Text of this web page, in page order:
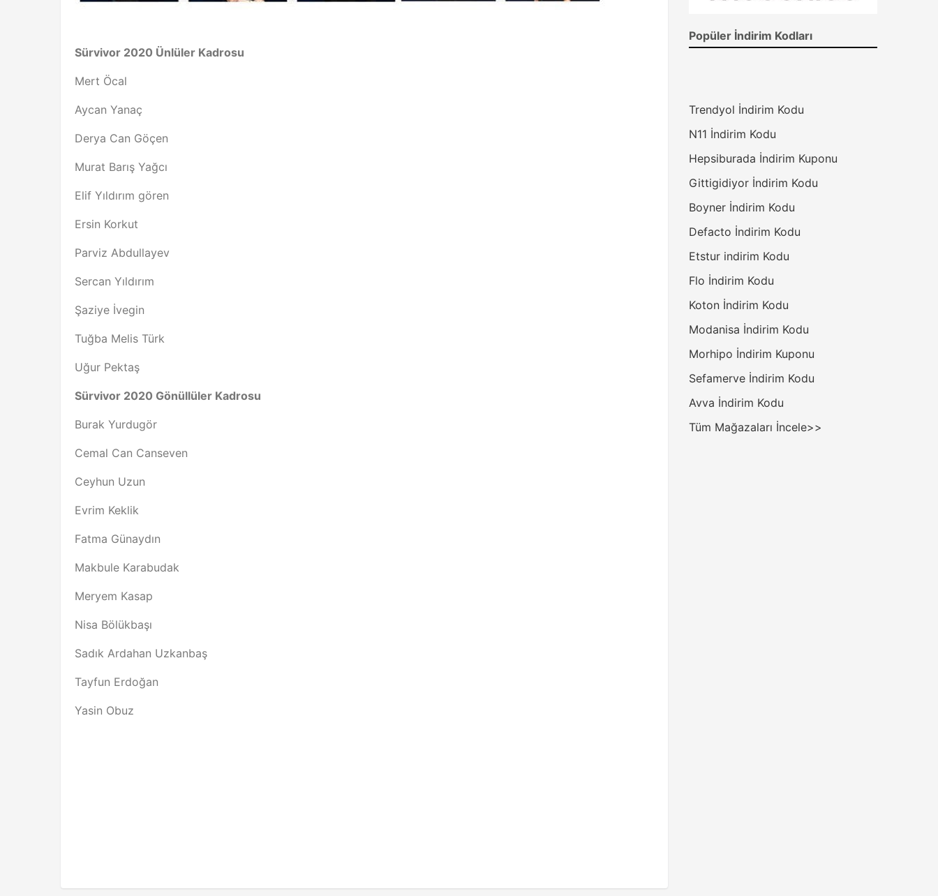
Sürvivor 2020 Ünlüler Kadrosu
Mert Öcal
Aycan Yanaç
Derya Can Göçen
Murat Barış Yağcı
Elif Yıldırım gören
Ersin Korkut
Parviz Abdullayev
Sercan Yıldırım
Şaziye İvegin
Tuğba Melis Türk
Uğur Pektaş
Sürvivor 2020 Gönüllüler Kadrosu
Burak Yurdugör
Cemal Can Canseven
Ceyhun Uzun
Evrim Keklik
Fatma Günaydın
Makbule Karabudak
Meryem Kasap
Nisa Bölükbaşı
Sadık Ardahan Uzkanbaş
Tayfun Erdoğan
Yasin Obuz
Popüler İndirim Kodları
Trendyol İndirim Kodu
N11 İndirim Kodu
Hepsiburada İndirim Kuponu
Gittigidiyor İndirim Kodu
Boyner İndirim Kodu
Defacto İndirim Kodu
Etstur indirim Kodu
Flo İndirim Kodu
Koton İndirim Kodu
Modanisa İndirim Kodu
Morhipo İndirim Kuponu
Sefamerve İndirim Kodu
Avva İndirim Kodu
Tüm Mağazaları İncele>>